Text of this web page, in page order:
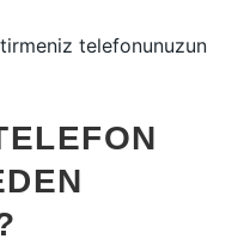
telefonunuzun